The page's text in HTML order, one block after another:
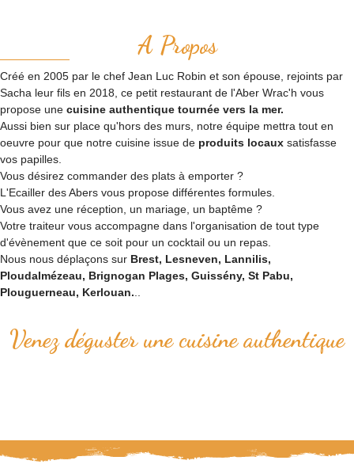
A Propos
Créé en 2005 par le chef Jean Luc Robin et son épouse, rejoints par
Sacha leur fils en 2018, ce petit restaurant de l'Aber Wrac'h vous
propose une cuisine authentique tournée vers la mer.
Aussi bien sur place qu'hors des murs, notre équipe mettra tout en
oeuvre pour que notre cuisine issue de produits locaux satisfasse
vos papilles.
Vous désirez commander des plats à emporter ?
L'Ecailler des Abers vous propose différentes formules.
Vous avez une réception, un mariage, un baptême ?
Votre traiteur vous accompagne dans l'organisation de tout type
d'évènement que ce soit pour un cocktail ou un repas.
Nous nous déplaçons sur Brest, Lesneven, Lannilis,
Ploudalmézeau, Brignogan Plages, Guissény, St Pabu,
Plouguerneau, Kerlouan.
Venez déguster une cuisine authentique